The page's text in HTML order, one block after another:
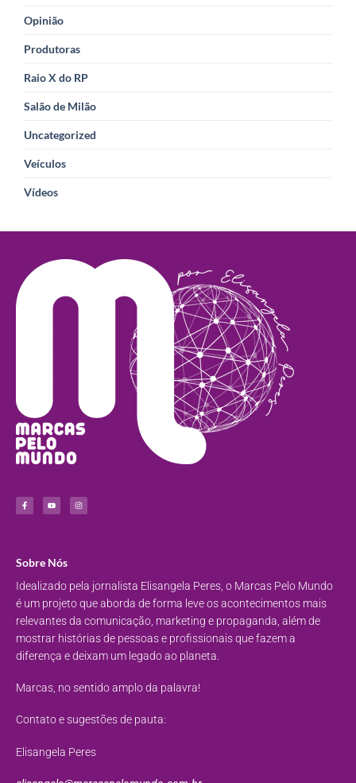
Opinião
Produtoras
Raio X do RP
Salão de Milão
Uncategorized
Veículos
Vídeos
Sobre Nós
Idealizado pela jornalista Elisangela Peres, o Marcas Pelo Mundo
é um projeto que aborda de forma leve os acontecimentos mais
relevantes da comunicação, marketing e propaganda, além de
mostrar histórias de pessoas e profissionais que fazem a
diferença e deixam um legado ao planeta.
Marcas, no sentido amplo da palavra!
Contato e sugestões de pauta:
Elisangela Peres